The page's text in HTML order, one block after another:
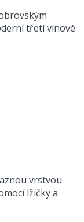
třetí vlnové
vrstvou
lžičky a